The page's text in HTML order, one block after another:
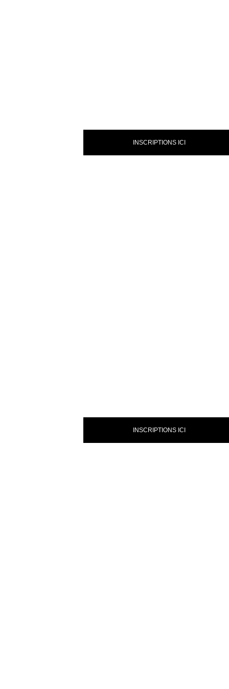
INSCRIPTIONS ICI
INSCRIPTIONS ICI